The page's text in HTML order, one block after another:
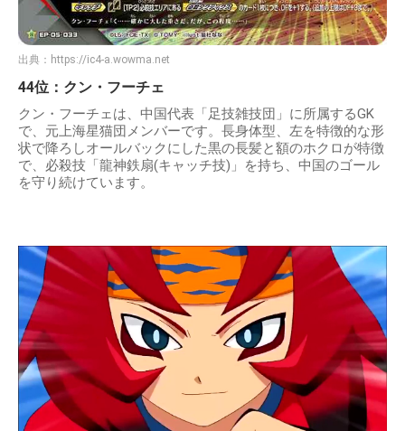
出典： https://ic4-a.wowma.net
44位：クン・フーチェ
クン・フーチェは、中国代表「足技雑技団」に所属するGK
で、元上海星猫団メンバーです。長身体型、左を特徴的な形
状で降ろしオールバックにした黒の長髪と額のホクロが特徴
で、必殺技「龍神鉄扇(キャッチ技)」を持ち、中国のゴール
を守り続けています。